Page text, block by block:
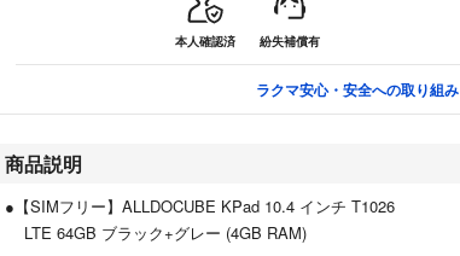
本人確認済 紛失補償有
ラクマ安心・安全への取り組み
商品説明
●【SIMフリー】ALLDOCUBE KPad 10.4 インチ T1026
LTE 64GB ブラック+グレー (4GB RAM)